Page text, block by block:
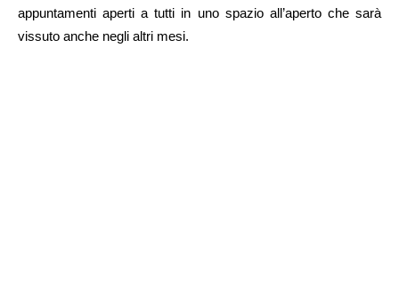
appuntamenti aperti a tutti in uno spazio all’aperto che sarà
vissuto anche negli altri mesi.